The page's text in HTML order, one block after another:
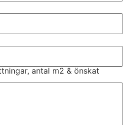
antal m2 & önskat